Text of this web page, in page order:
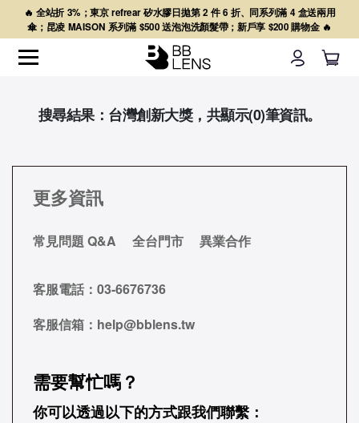
🔥 全站折 3%；東京 refrear 矽水膠日拋第 2 件 6 折、同系列滿 4 盒送兩用
傘；昆凌 MAISON 系列滿 $500 送泡泡洗顏髮帶；新戶享 $200 購物金 🔥
搜尋結果：台灣創新大獎，共顯示(0)筆資訊。
更多資訊
常見問題 Q&A 全台門市 異業合作
客服電話： 03-6676736
客服信箱： help@bblens.tw
需要幫忙嗎？
你可以透過以下的方式跟我們聯繫：